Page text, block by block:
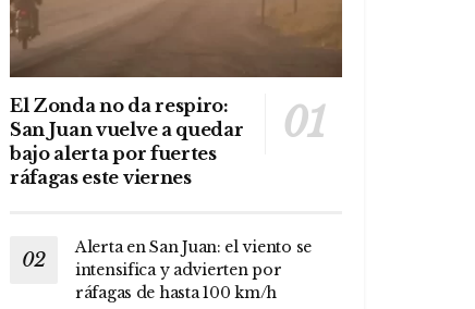
El Zonda no da respiro:
San Juan vuelve a quedar
bajo alerta por fuertes
ráfagas este viernes
Alerta en San Juan: el viento se
intensifica y advierten por
ráfagas de hasta 100 km/h